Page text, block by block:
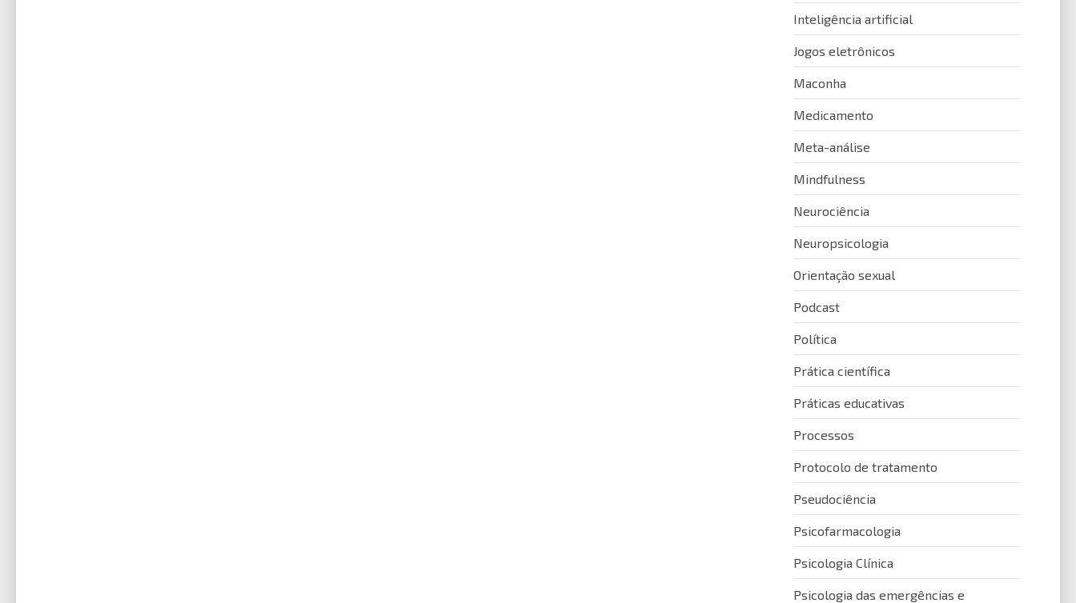
Inteligência artificial
Jogos eletrônicos
Maconha
Medicamento
Meta-análise
Mindfulness
Neurociência
Neuropsicologia
Orientação sexual
Podcast
Política
Prática científica
Práticas educativas
Processos
Protocolo de tratamento
Pseudociência
Psicofarmacologia
Psicologia Clínica
Psicologia das emergências e